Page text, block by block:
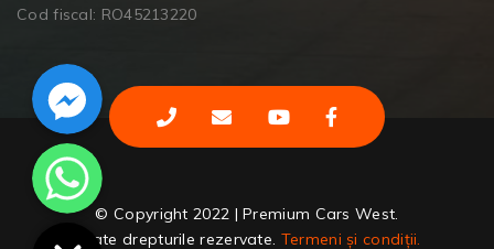
Cod fiscal: RO45213220
© Copyright 2022 | Premium Cars West.
Toate drepturile rezervate. Termeni și condiții.
Facebook Messenger
WhatsApp